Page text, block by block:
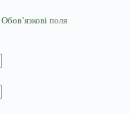
Обов’язкові поля